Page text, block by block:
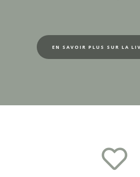
EN SAVOIR PLUS SUR LA
